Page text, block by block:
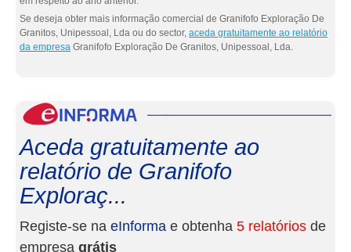
Se deseja obter mais informação comercial de Granifofo Exploração De
Granitos, Unipessoal, Lda ou do sector, aceda gratuitamente ao relatório
da empresa Granifofo Exploração De Granitos, Unipessoal, Lda.
Aceda gratuitamente ao
relatório de Granifofo
Exploraç...
Registe-se na eInforma e obtenha 5 relatórios de
empresa grátis